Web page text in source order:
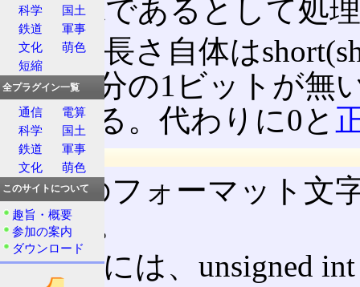
short intであるとして処
変数の長さ自体は
ビット分の1ビットが無
長くなる。代わりに0と
printf
printfのフォーマット文
用いる。
一般的には、unsigned
科学
国土
鉄道
軍事
文化
萌色
短縮
全プラグイン一覧
通信
電算
科学
国土
鉄道
軍事
文化
萌色
このサイトについて
趣旨・概要
参加の案内
ダウンロード